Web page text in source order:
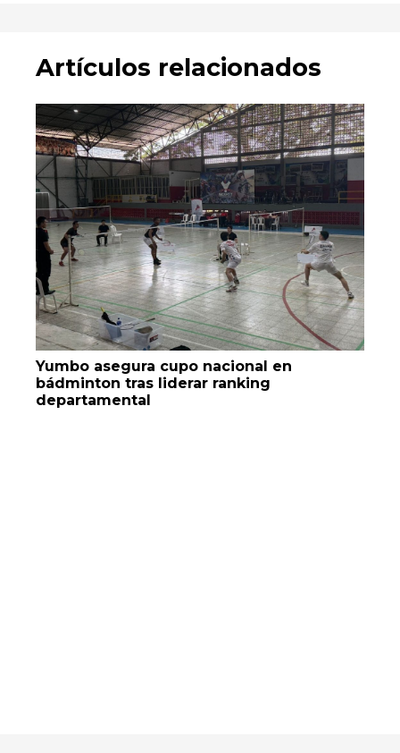
Artículos relacionados
Yumbo asegura cupo nacional en
bádminton tras liderar ranking
departamental